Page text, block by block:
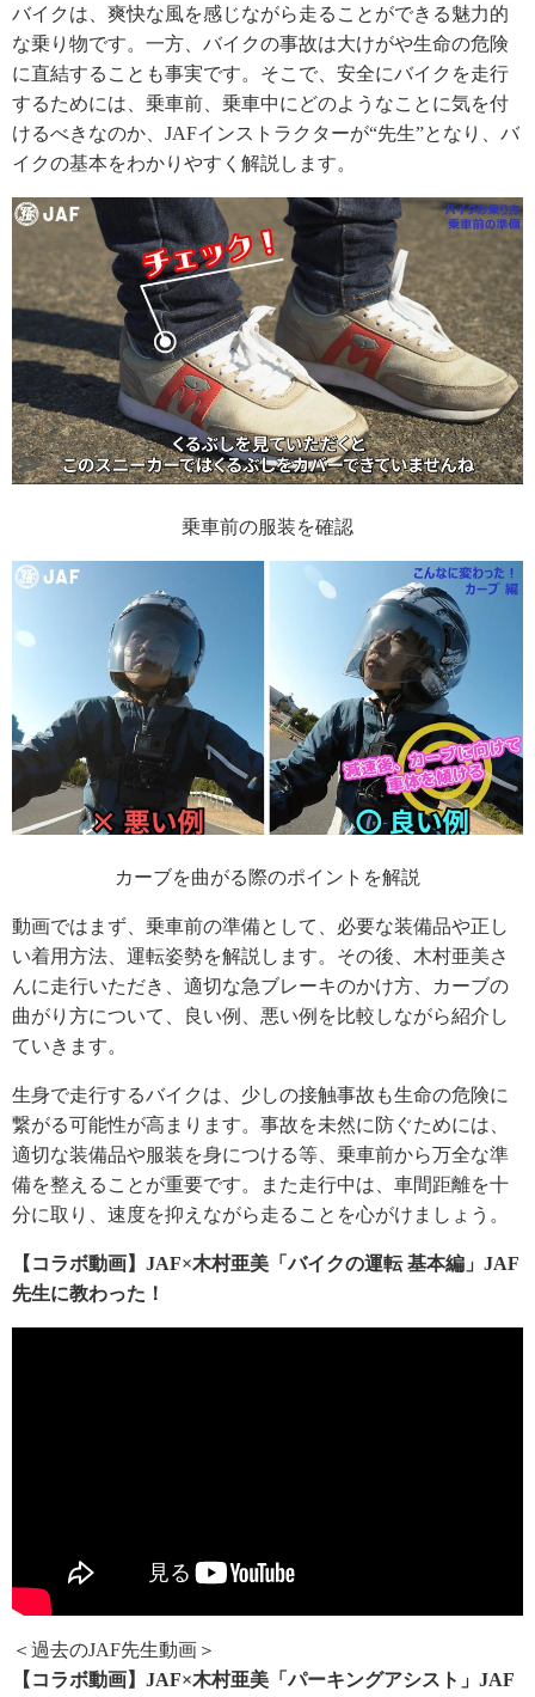
バイクは、爽快な風を感じながら走ることができる魅力的
な乗り物です。一方、バイクの事故は大けがや生命の危険
に直結することも事実です。そこで、安全にバイクを走行
するためには、乗車前、乗車中にどのようなことに気を付
けるべきなのか、JAFインストラクターが“先生”となり、バ
イクの基本をわかりやすく解説します。
乗車前の服装を確認
カーブを曲がる際のポイントを解説
動画ではまず、乗車前の準備として、必要な装備品や正し
い着用方法、運転姿勢を解説します。その後、木村亜美さ
んに走行いただき、適切な急ブレーキのかけ方、カーブの
曲がり方について、良い例、悪い例を比較しながら紹介し
ていきます。
生身で走行するバイクは、少しの接触事故も生命の危険に
繋がる可能性が高まります。事故を未然に防ぐためには、
適切な装備品や服装を身につける等、乗車前から万全な準
備を整えることが重要です。また走行中は、車間距離を十
分に取り、速度を抑えながら走ることを心がけましょう。
【コラボ動画】JAF×木村亜美「バイクの運転 基本編」JAF
先生に教わった！
＜過去のJAF先生動画＞
【コラボ動画】JAF×木村亜美「パーキングアシスト」JAF